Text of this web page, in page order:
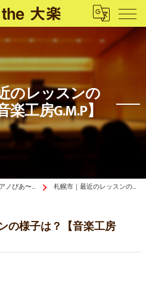
のレッスンの
工房G.M.P】
ぴあ〜の《ブログ》 札幌市｜最近のレッスンの様子は？【音楽工房G.M.P】
の様子は？【音楽工房